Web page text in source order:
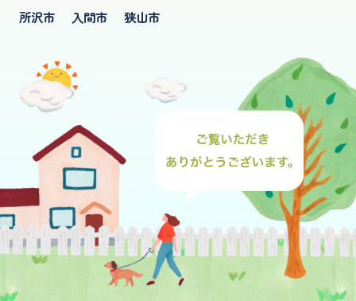
所沢市 入間市 狭山市